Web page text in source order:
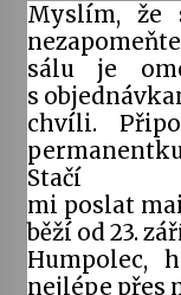
Za
Myslím, že
sálu je
s
chvíli.
Stačí
mi poslat
běží od 23.
Humpolec,
nejlépe přes